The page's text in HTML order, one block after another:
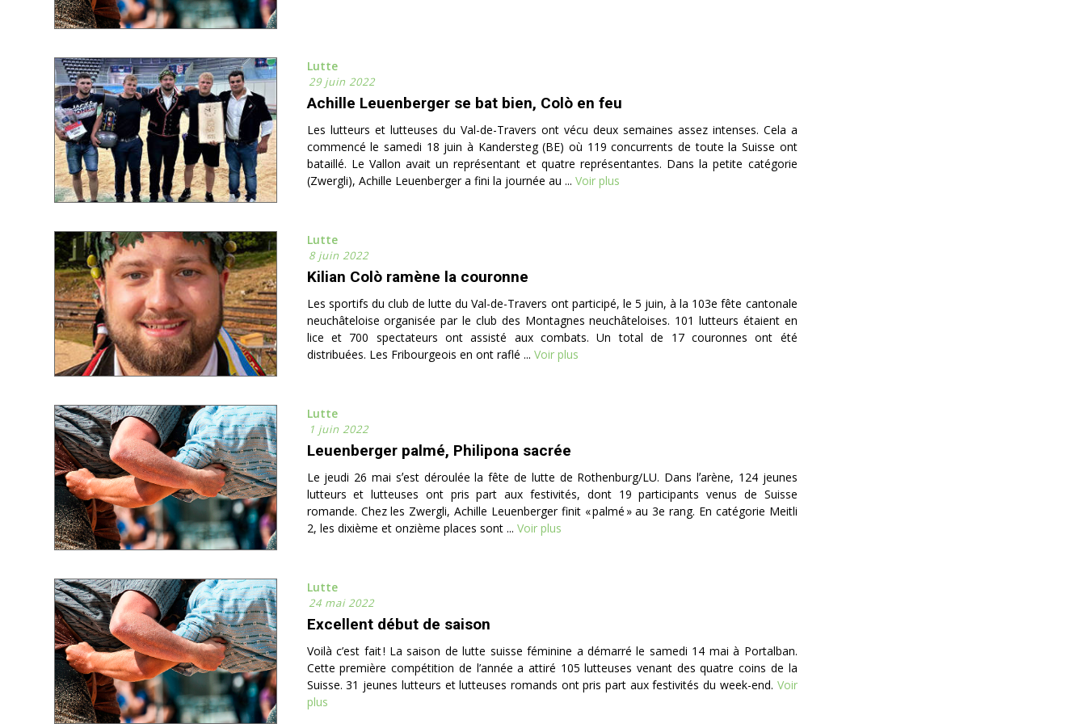
Lutte
29 juin 2022
Achille Leuenberger se bat bien, Colò en feu
Les lutteurs et lutteuses du Val-de-Travers ont vécu deux semaines assez intenses. Cela a
commencé le samedi 18 juin à Kandersteg (BE) où 119 concurrents de toute la Suisse ont
bataillé. Le Vallon avait un représentant et quatre représentantes. Dans la petite catégorie
(Zwergli), Achille Leuenberger a fini la journée au ... Voir plus
Lutte
8 juin 2022
Kilian Colò ramène la couronne
Les sportifs du club de lutte du Val-de-Travers ont participé, le 5 juin, à la 103e fête cantonale
neuchâteloise organisée par le club des Montagnes neuchâteloises. 101 lutteurs étaient en
lice et 700 spectateurs ont assisté aux combats. Un total de 17 couronnes ont été
distribuées. Les Fribourgeois en ont raflé ... Voir plus
Lutte
1 juin 2022
Leuenberger palmé, Philipona sacrée
Le jeudi 26 mai sʼest déroulée la fête de lutte de Rothenburg/LU. Dans lʼarène, 124 jeunes
lutteurs et lutteuses ont pris part aux festivités, dont 19 participants venus de Suisse
romande. Chez les Zwergli, Achille Leuenberger finit « palmé » au 3e rang. En catégorie Meitli
2, les dixième et onzième places sont ... Voir plus
Lutte
24 mai 2022
Excellent début de saison
Voilà c’est fait ! La saison de lutte suisse féminine a démarré le samedi 14 mai à Portalban.
Cette première compétition de l’année a attiré 105 lutteuses venant des quatre coins de la
Suisse. 31 jeunes lutteurs et lutteuses romands ont pris part aux festivités du week-end. Voir
plus